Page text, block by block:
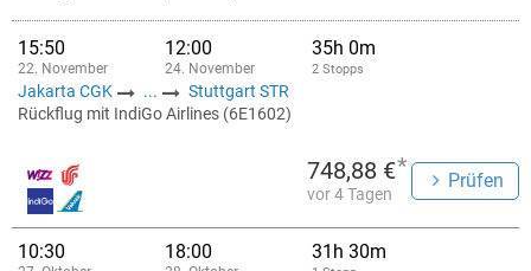
15:50
22. November
12:00
24. November
35h 0m
2 Stopps
Jakarta CGK ...
Stuttgart STR
Rückflug mit IndiGo Airlines (6E1602)
748,88 €*
vor 4 Tagen
Prüfen
10:30 18:00 31h 30m